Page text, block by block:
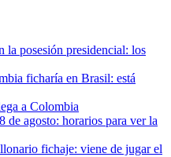
la posesión presidencial: los
ficharía en Brasil: está
a Colombia
de agosto: horarios para ver la
fichaje: viene de jugar el